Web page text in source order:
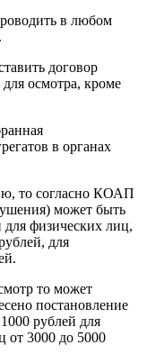
в любом
договор
осмотра, кроме
в органах
то согласно КОАП
может быть
физических лиц,
для
то может
постановление
рублей для
от 3000 до 5000